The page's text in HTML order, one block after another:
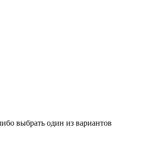
выбрать один из вариантов